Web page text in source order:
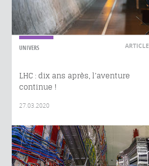
UNIVERS ARTICLE
LHC : dix ans après, l’aventure
continue !
27.03.2020